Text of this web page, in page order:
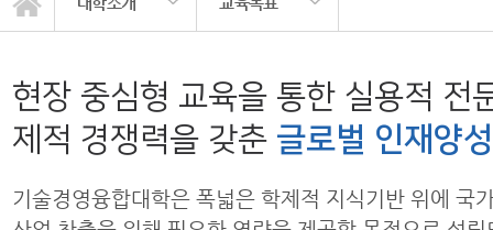
현장 중심형 교육을 통한 실용적 전
제적 경쟁력을 갖춘 글로벌 인재양성
기술경영융합대학은 폭넓은 학제적 지식기반 위에 국